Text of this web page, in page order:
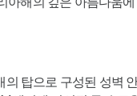
의 탑으로 구성된 성벽